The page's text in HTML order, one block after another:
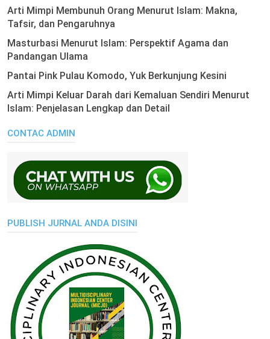
Arti Mimpi Membunuh Orang Menurut Islam: Makna,
Tafsir, dan Pengaruhnya
Masturbasi Menurut Islam: Perspektif Agama dan
Pandangan Ulama
Pantai Pink Pulau Komodo, Yuk Berkunjung Kesini
Arti Mimpi Keluar Darah dari Kemaluan Sendiri Menurut
Islam: Penjelasan Lengkap dan Detail
CONTAC ADMIN
PUBLISH JURNAL ANDA DISINI